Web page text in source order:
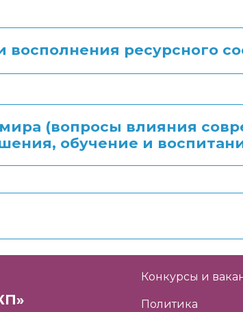
ресурсного
(вопросы влияния
обучение и
Конкурсы и
Политика